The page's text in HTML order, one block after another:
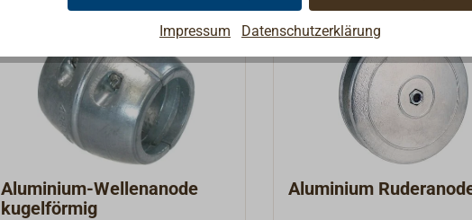
Aluminium-Wellenanode
kugelförmig
Aluminium
Impressum Datenschutzerklärung